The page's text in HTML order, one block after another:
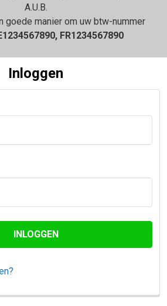
A.U.B.
goede manier om uw btw-nummer
FR1234567890
Inloggen